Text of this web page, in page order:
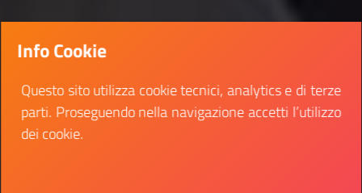
Info Cookie
Questo sito utilizza cookie tecnici, analytics e di terze
parti. Proseguendo nella navigazione accetti l’utilizzo
dei cookie.